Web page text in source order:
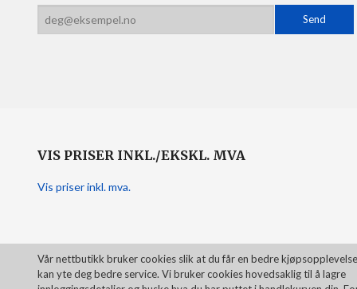
VIS PRISER INKL./EKSKL. MVA
Vis priser inkl. mva.
Vår nettbutikk bruker cookies slik at du får en bedre
kan yte deg bedre service. Vi bruker cookies hovedsaklig til å lagre